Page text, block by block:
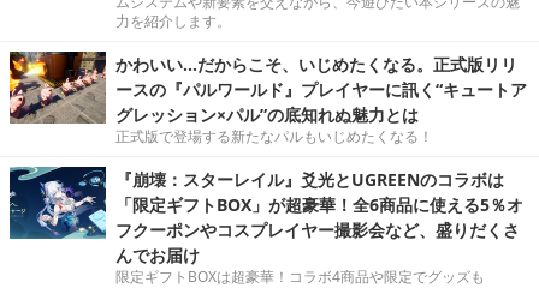
力を紹介します。
かわいい…だからこそ、いじめたくなる。正式版リリ
ースの『パルワールド』プレイヤーに訊く“キュートア
グレッション×パル”の底知れぬ魅力とは
正式版で登場する新たなパルもいじめたくなる！
『崩壊：スターレイル』爻光とUGREENのコラボは
「限定ギフトBOX」が超豪華！全6商品に使える5％オ
フクーポンやコスプレイヤー撮影会など、盛りだくさ
んでお届け
限定ギフトBOXは超豪華！コラボ4商品や限定でグッズも